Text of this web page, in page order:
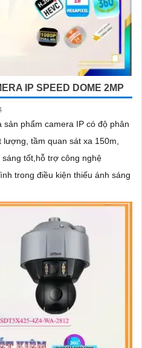
IP SPEED DOME 2MP
sản phẩm camera IP có độ phân
tầm quan sát xa 150m,
tốt,hỗ trợ công nghệ
trong điều kiện thiếu ánh sáng